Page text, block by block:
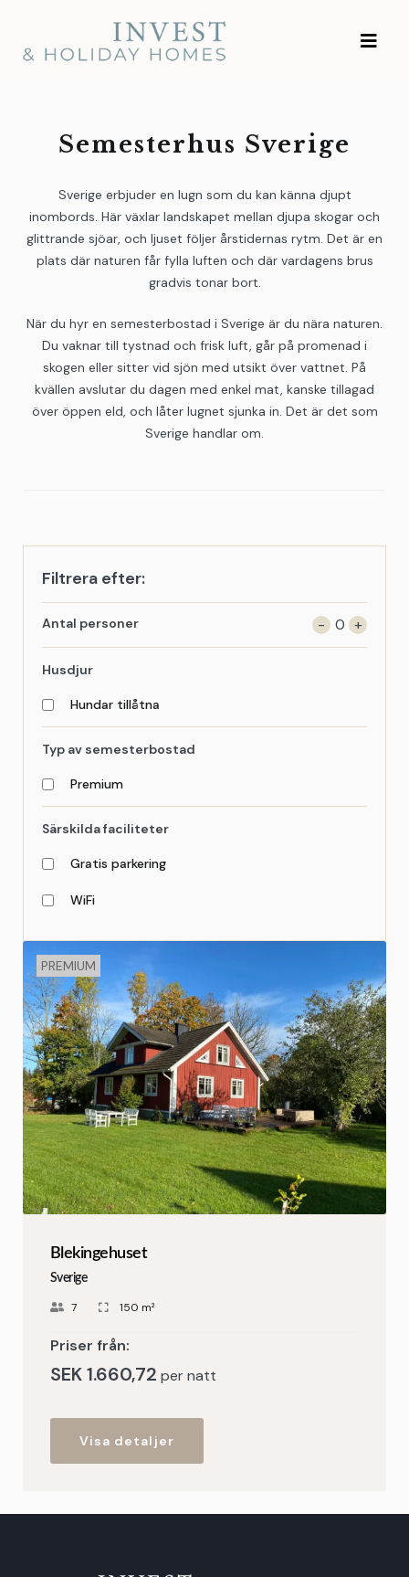
innehållet
Invest and Holiday
Homes
Semesterhus Sverige
Sverige erbjuder en lugn som du kan känna djupt
inombords. Här växlar landskapet mellan djupa skogar och
glittrande sjöar, och ljuset följer årstidernas rytm. Det är en
plats där naturen får fylla luften och där vardagens brus
gradvis tonar bort.
När du hyr en semesterbostad i Sverige är du nära naturen.
Du vaknar till tystnad och frisk luft, går på promenad i
skogen eller sitter vid sjön med utsikt över vattnet. På
kvällen avslutar du dagen med enkel mat, kanske tillagad
över öppen eld, och låter lugnet sjunka in. Det är det som
Sverige handlar om.
Filtrera efter:
Antal personer - 0 +
Husdjur
Hundar tillåtna
Typ av semesterbostad
Premium
Särskilda faciliteter
Gratis parkering
WiFi
PREMIUM
Blekingehuset
Sverige
7 150 m²
Priser från:
SEK1.660,72 per natt
Visa detaljer